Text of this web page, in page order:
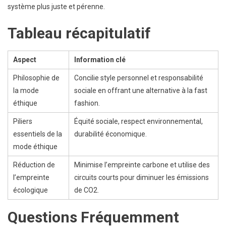
système plus juste et pérenne.
Tableau récapitulatif
Aspect Information clé
Philosophie de
la mode
éthique
Concilie style personnel et responsabilité
sociale en offrant une alternative à la fast
fashion.
Piliers
essentiels de la
mode éthique
Équité sociale, respect environnemental,
durabilité économique.
Réduction de
l’empreinte
écologique
Minimise l’empreinte carbone et utilise des
circuits courts pour diminuer les émissions
de CO2.
Questions Fréquemment